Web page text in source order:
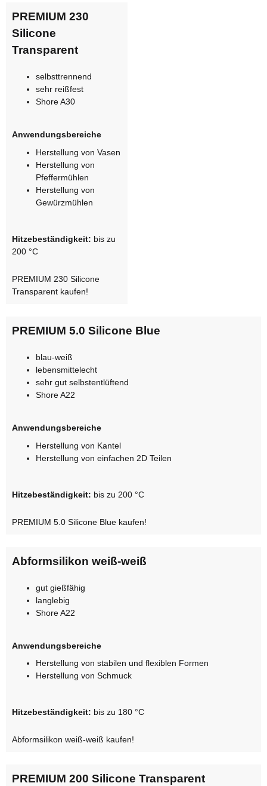
PREMIUM 230
Silicone
Transparent
selbsttrennend
sehr reißfest
Shore A30
Anwendungsbereiche
Herstellung von Vasen
Herstellung von
Pfeffermühlen
Herstellung von
Gewürzmühlen
Hitzebeständigkeit: bis zu
200 °C
PREMIUM 230 Silicone
Transparent kaufen!
PREMIUM 5.0 Silicone Blue
blau-weiß
lebensmittelecht
sehr gut selbstentlüftend
Shore A22
Anwendungsbereiche
Herstellung von Kantel
Herstellung von einfachen 2D Teilen
Hitzebeständigkeit: bis zu 200 °C
PREMIUM 5.0 Silicone Blue kaufen!
Abformsilikon weiß-weiß
gut gießfähig
langlebig
Shore A22
Anwendungsbereiche
Herstellung von stabilen und flexiblen Formen
Herstellung von Schmuck
Hitzebeständigkeit: bis zu 180 °C
Abformsilikon weiß-weiß kaufen!
PREMIUM 200 Silicone Transparent